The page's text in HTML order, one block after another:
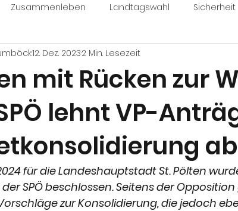
Zusammenleben Landtagswahl Sicherheit
Kontrolle Jugend
Wirtschaft
mit Rücken zur
lehnt VP-
ab
12. Dez. 20232 Min. Lesezeit
für die Landeshauptstadt St. Pölten
SPÖ beschlossen. Seitens der
zur Konsolidierung, die jedoch